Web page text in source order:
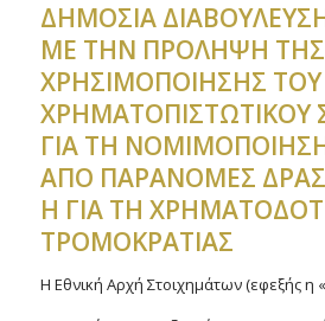
ΔΗΜΟΣΙΑ
MΕ ΤΗΝ ΠΡΟΛΗΨΗ ΤΗΣ
ΧΡΗΣΙΜΟΠΟΙΗΣΗΣ ΤΟΥ
ΧΡΗΜΑΤΟΠΙΣΤΩΤΙΚΟΥ
ΓΙΑ ΤΗ
ΑΠΟ ΠΑΡΑΝΟΜΕΣ
Η ΓΙΑ ΤΗ
ΤΡΟΜΟΚΡΑΤΙΑΣ
Η Εθνική Αρχή Στοιχημάτων (εφεξής η